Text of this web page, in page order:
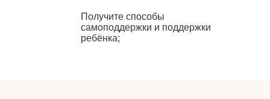
Получите способы
самоподдержки и поддержки
ребёнка;